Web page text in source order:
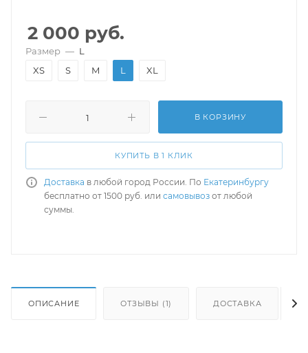
2 000 руб.
Размер — L
XS
S M L XL
В КОРЗИНУ
КУПИТЬ В 1 КЛИК
Доставка в любой город России. По Екатеринбургу
бесплатно от 1500 руб. или самовывоз от любой
суммы.
ОПИСАНИЕ ОТЗЫВЫ (1) ДОСТАВКА